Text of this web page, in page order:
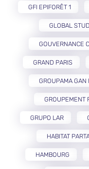
GFI EPIFORÊT 1
GLOBAL
GOUVERNANCE
GRAND PARIS
GROUPAMA GAN
GROUPEMENT
GRUPO LAR
HABITAT
HAMBOURG